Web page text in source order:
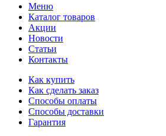
Меню
Каталог товаров
Акции
Новости
Статьи
Контакты
Как купить
Как сделать заказ
Способы оплаты
Способы доставки
Гарантия